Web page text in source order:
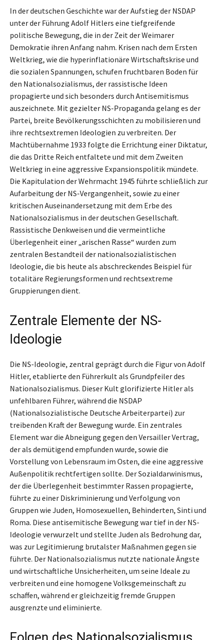
In der deutschen Geschichte war der Aufstieg der NSDAP
unter der Führung Adolf Hitlers eine tiefgreifende
politische Bewegung, die in der Zeit der Weimarer
Demokratie ihren Anfang nahm. Krisen nach dem Ersten
Weltkrieg, wie die hyperinflationäre Wirtschaftskrise und
die sozialen Spannungen, schufen fruchtbaren Boden für
den Nationalsozialismus, der rassistische Ideen
propagierte und sich besonders durch Antisemitismus
auszeichnete. Mit gezielter NS-Propaganda gelang es der
Partei, breite Bevölkerungsschichten zu mobilisieren und
ihre rechtsextremen Ideologien zu verbreiten. Der
Machtübernahme 1933 folgte die Errichtung einer Diktatur,
die das Dritte Reich entfaltete und mit dem Zweiten
Weltkrieg in eine aggressive Expansionspolitik mündete.
Die Kapitulation der Wehrmacht 1945 führte schließlich zur
Aufarbeitung der NS-Vergangenheit, sowie zu einer
kritischen Auseinandersetzung mit dem Erbe des
Nationalsozialismus in der deutschen Gesellschaft.
Rassistische Denkweisen und die vermeintliche
Überlegenheit einer „arischen Rasse“ wurden zum
zentralen Bestandteil der nationalsozialistischen
Ideologie, die bis heute als abschreckendes Beispiel für
totalitäre Regierungsformen und rechtsextreme
Gruppierungen dient.
Zentrale Elemente der NS-
Ideologie
Die NS-Ideologie, zentral geprägt durch die Figur von Adolf
Hitler, etablierte den Führerkult als Grundpfeiler des
Nationalsozialismus. Dieser Kult glorifizierte Hitler als
unfehlbaren Führer, während die NSDAP
(Nationalsozialistische Deutsche Arbeiterpartei) zur
treibenden Kraft der Bewegung wurde. Ein zentrales
Element war die Abneigung gegen den Versailler Vertrag,
der als demütigend empfunden wurde, sowie die
Vorstellung von Lebensraum im Osten, die eine aggressive
Außenpolitik rechtfertigen sollte. Der Sozialdarwinismus,
der die Überlegenheit bestimmter Rassen propagierte,
führte zu einer Diskriminierung und Verfolgung von
Gruppen wie Juden, Homosexuellen, Behinderten, Sinti und
Roma. Diese antisemitische Bewegung war tief in der NS-
Ideologie verwurzelt und stellte Juden als Bedrohung dar,
was zur Legitimierung brutalster Maßnahmen gegen sie
führte. Der Nationalsozialismus nutzte nationale Ängste
und wirtschaftliche Unsicherheiten, um seine Ideale zu
verbreiten und eine homogene Volksgemeinschaft zu
schaffen, während er gleichzeitig fremde Gruppen
ausgrenzte und eliminierte.